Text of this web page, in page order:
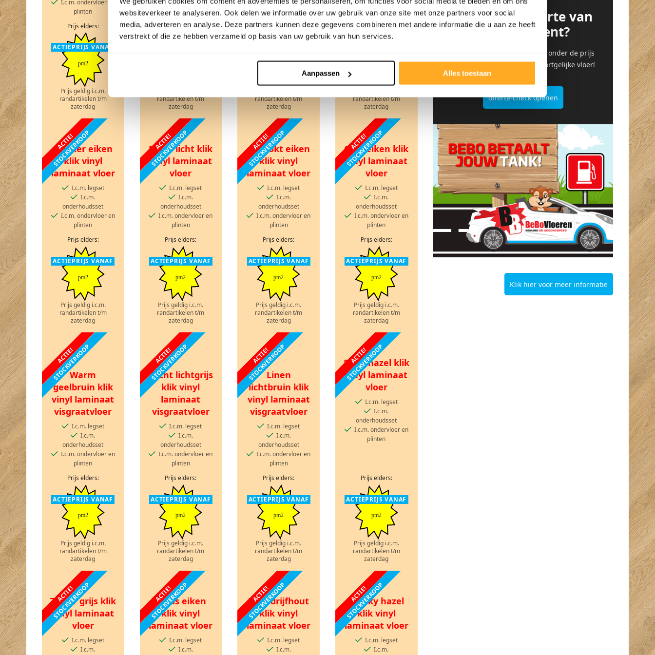
websiteverkeer te analyseren. Ook delen we informatie over uw gebruik van onze site met onze partners voor social
media, adverteren en analyse. Deze partners kunnen deze gegevens combineren met andere informatie die u aan ze heeft
verstrekt of die ze hebben verzameld op basis van uw gebruik van hun services.
Aanpassen Alles toestaan
I.c.m. ondervloer en
plinten
Prijs elders:
ACTIEPRIJS VANAF
pm2
Prijs geldig i.c.m.
randartikelen t/m
zaterdag
Prijs elders:
randartikelen t/m
zaterdag
I.c.m. ondervloer en
plinten
Prijs elders:
pm2
randartikelen t/m
zaterdag
Prijs elders:
pm2
randartikelen t/m
zaterdag
ACTIE!
STOCKVERKOOP
Donker eiken
klik vinyl
laminaat vloer
I.c.m. legset
I.c.m.
onderhoudsset
I.c.m. ondervloer en
plinten
Prijs elders:
ACTIEPRIJS VANAF
pm2
Prijs geldig i.c.m.
randartikelen t/m
zaterdag
ACTIE!
STOCKVERKOOP
Beige licht klik
vinyl laminaat
vloer
I.c.m. legset
I.c.m.
onderhoudsset
I.c.m. ondervloer en
plinten
Prijs elders:
ACTIEPRIJS VANAF
pm2
Prijs geldig i.c.m.
randartikelen t/m
zaterdag
ACTIE!
STOCKVERKOOP
Gerookt eiken
klik vinyl
laminaat vloer
I.c.m. legset
I.c.m.
onderhoudsset
I.c.m. ondervloer en
plinten
Prijs elders:
ACTIEPRIJS VANAF
pm2
Prijs geldig i.c.m.
randartikelen t/m
zaterdag
ACTIE!
STOCKVERKOOP
Grijs eiken klik
vinyl laminaat
vloer
I.c.m. legset
I.c.m.
onderhoudsset
I.c.m. ondervloer en
plinten
Prijs elders:
ACTIEPRIJS VANAF
pm2
Prijs geldig i.c.m.
randartikelen t/m
zaterdag
ACTIE!
STOCKVERKOOP
Warm
geelbruin klik
vinyl laminaat
visgraatvloer
I.c.m. legset
I.c.m.
onderhoudsset
I.c.m. ondervloer en
plinten
Prijs elders:
ACTIEPRIJS VANAF
pm2
Prijs geldig i.c.m.
randartikelen t/m
zaterdag
ACTIE!
STOCKVERKOOP
Zacht lichtgrijs
klik vinyl
laminaat
visgraatvloer
I.c.m. legset
I.c.m.
onderhoudsset
I.c.m. ondervloer en
plinten
Prijs elders:
ACTIEPRIJS VANAF
pm2
Prijs geldig i.c.m.
randartikelen t/m
zaterdag
ACTIE!
STOCKVERKOOP
Linen
lichtbruin klik
vinyl laminaat
visgraatvloer
I.c.m. legset
I.c.m.
onderhoudsset
I.c.m. ondervloer en
plinten
Prijs elders:
ACTIEPRIJS VANAF
pm2
Prijs geldig i.c.m.
randartikelen t/m
zaterdag
ACTIE!
STOCKVERKOOP
Rook hazel klik
vinyl laminaat
vloer
I.c.m. legset
I.c.m.
onderhoudsset
I.c.m. ondervloer en
plinten
Prijs elders:
ACTIEPRIJS VANAF
pm2
Prijs geldig i.c.m.
randartikelen t/m
zaterdag
ACTIE!
STOCKVERKOOP
Zuiver grijs klik
vinyl laminaat
vloer
I.c.m. legset
I.c.m.
ACTIE!
STOCKVERKOOP
Stads eiken
klik vinyl
laminaat vloer
I.c.m. legset
I.c.m.
ACTIE!
STOCKVERKOOP
Kust drijfhout
klik vinyl
laminaat vloer
I.c.m. legset
I.c.m.
ACTIE!
STOCKVERKOOP
Smoky hazel
klik vinyl
laminaat vloer
I.c.m. legset
I.c.m.
Heb je een offerte van
de concurrent?
Upload hem hier en wij gaan onder de prijs
door voor dezelfde of een soortgelijke vloer!
offerte-check openen
Klik hier voor meer informatie